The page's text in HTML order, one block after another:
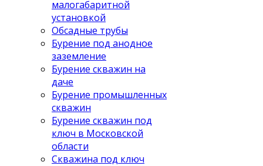
малогабаритной
установкой
Обсадные трубы
Бурение под анодное
заземление
Бурение скважин на
даче
Бурение промышленных
скважин
Бурение скважин под
ключ в Московской
области
Скважина под ключ